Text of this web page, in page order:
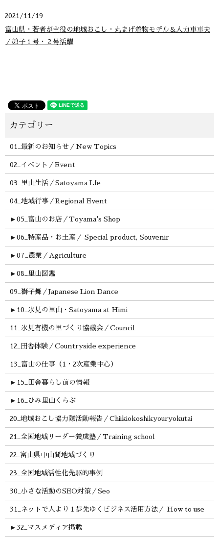
2021/11/19
富山県・若者が主役の地域おこし・丸まげ着物モデル＆人力車車夫
／弟子１号・２号活躍
01_最新のお知らせ／New Topics
02_イベント／Event
03_里山生活／Satoyama Lfe
04_地域行事／Regional Event
► 05_富山のお店／Toyama's Shop
► 06_特産品・お土産／ Special product, Souvenir
► 07_農業／Agriculture
► 08_里山図鑑
09_獅子舞／Japanese Lion Dance
► 10_氷見の里山・Satoyama at Himi
11_氷見有機の里づくり協議会／Council
12_田舎体験／Countryside experience
13_富山の仕事（1・2次産業中心）
► 15_田舎暮らし前の情報
► 16_ひみ里山くらぶ
20_地域おこし協力隊活動報告／Chiikiokoshikyouryokutai
21_全国地域リーダー養成塾／Training school
22_富山県中山間地域づくり
23_全国地域活性化先駆的事例
30_小さな活動のSEO対策／Seo
31_ネットで人より１歩先ゆくビジネス活用方法／ How to use
► 32_マスメディア掲載